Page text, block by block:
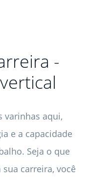
-
varinhas aqui,
e a capacidade
Seja o que
carreira, você